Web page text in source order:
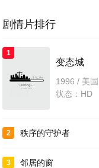
剧情片排行
1
变态城
1996 / 美
状态：HD
2 秩序的守护者
3 邻居的窗